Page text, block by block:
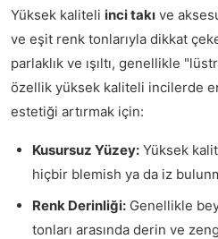
Yüksek kaliteli inci takı ve
ve eşit renk tonlarıyla dikkat
parlaklık ve ışıltı, genellikle
özellik yüksek kaliteli incilerde
estetiği artırmak için:
Kusursuz Yüzey: Yüksek
hiçbir blemish ya da iz
Renk Derinliği: Genellikle
tonları arasında derin ve